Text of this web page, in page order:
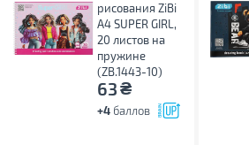
рисования ZiBi
А4 SUPER GIRL,
20 листов на
пружине
(ZB.1443-10)
63₴
+4 баллов